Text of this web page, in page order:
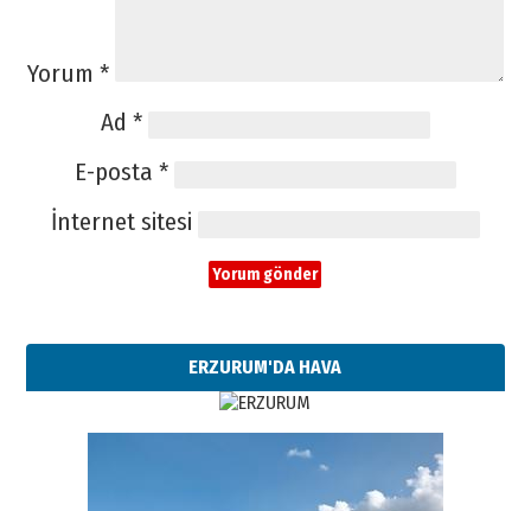
Yorum *
Ad *
E-posta *
İnternet sitesi
ERZURUM'DA HAVA